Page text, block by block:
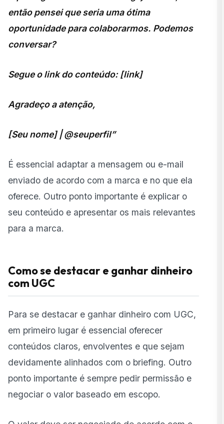
então pensei que seria uma ótima
oportunidade para colaborarmos. Podemos
conversar?
Segue o link do conteúdo: [link]
Agradeço a atenção,
[Seu nome] | @seuperfil”
É essencial adaptar a mensagem ou e-mail
enviado de acordo com a marca e no que ela
oferece. Outro ponto importante é explicar o
seu conteúdo e apresentar os mais relevantes
para a marca.
Como se destacar e ganhar dinheiro
com UGC
Para se destacar e ganhar dinheiro com UGC,
em primeiro lugar é essencial oferecer
conteúdos claros, envolventes e que sejam
devidamente alinhados com o briefing. Outro
ponto importante é sempre pedir permissão e
negociar o valor baseado em escopo.